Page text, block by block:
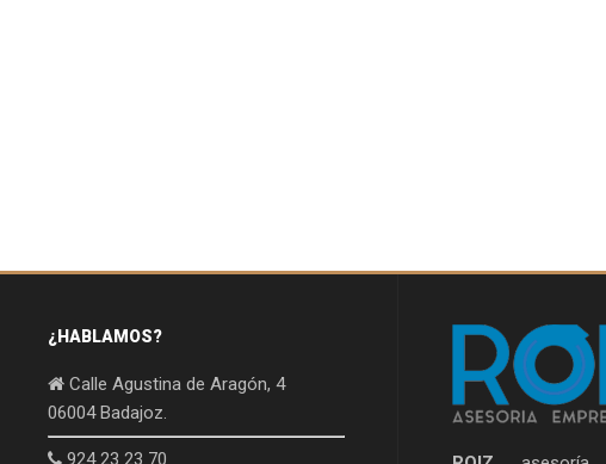
¿HABLAMOS?
Calle Agustina de Aragón, 4
06004 Badajoz.
924 23 23 70